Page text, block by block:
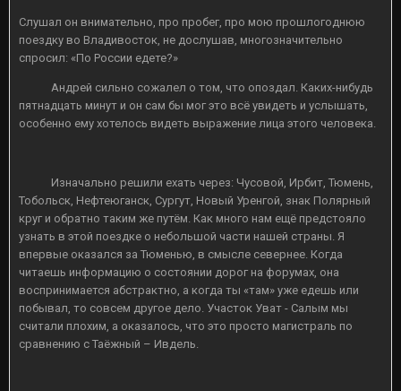
Слушал он внимательно, про пробег, про мою прошлогоднюю
поездку во Владивосток, не дослушав, многозначительно
спросил: «По России едете?»
Андрей сильно сожалел о том, что опоздал. Каких-нибудь
пятнадцать минут и он сам бы мог это всё увидеть и услышать,
особенно ему хотелось видеть выражение лица этого человека.
Изначально решили ехать через: Чусовой, Ирбит, Тюмень,
Тобольск, Нефтеюганск, Сургут, Новый Уренгой, знак Полярный
круг и обратно таким же путём. Как много нам ещё предстояло
узнать в этой поездке о небольшой части нашей страны. Я
впервые оказался за Тюменью, в смысле севернее. Когда
читаешь информацию о состоянии дорог на форумах, она
воспринимается абстрактно, а когда ты «там» уже едешь или
побывал, то совсем другое дело. Участок Уват - Салым мы
считали плохим, а оказалось, что это просто магистраль по
сравнению с Таёжный – Ивдель.